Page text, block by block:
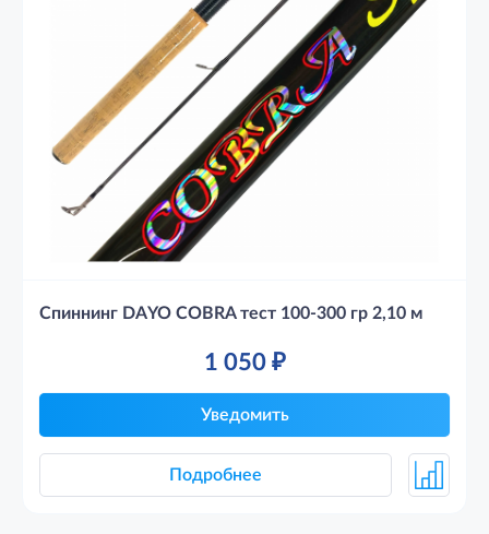
Спиннинг DAYO COBRA тест 100-300 гр 2,10 м
1 050₽
Уведомить
Подробнее